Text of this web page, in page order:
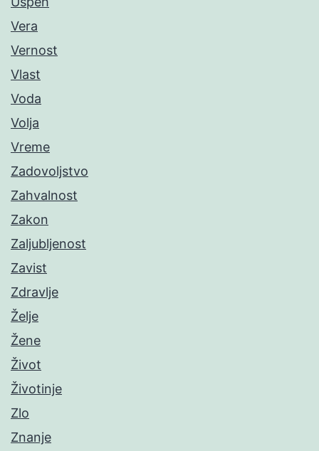
Vera
Vernost
Vlast
Voda
Volja
Vreme
Zadovoljstvo
Zahvalnost
Zakon
Zaljubljenost
Zavist
Zdravlje
Želje
Žene
Život
Životinje
Zlo
Znanje